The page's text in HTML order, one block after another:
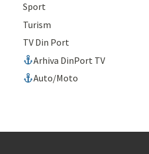
Sport
Turism
TV Din Port
Arhiva DinPort TV
Auto/Moto